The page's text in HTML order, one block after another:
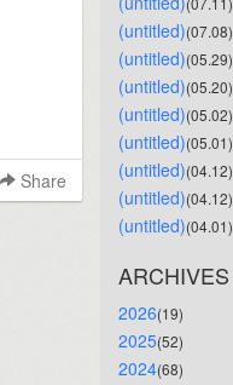
Share
(untitled)(07.08)
(untitled)(05.29)
(untitled)(05.20)
(untitled)(05.02)
(untitled)(05.01)
(untitled)(04.12)
(untitled)(04.12)
(untitled)(04.01)
ARCHIVES
2026(19)
2025(52)
2024(68)